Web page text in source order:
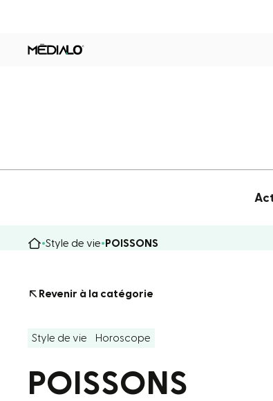
Style de vie POISSONS
Revenir à la catégorie
Style de vie Horoscope
POISSONS